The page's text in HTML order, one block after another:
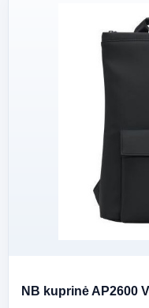
NB kuprinė AP2600